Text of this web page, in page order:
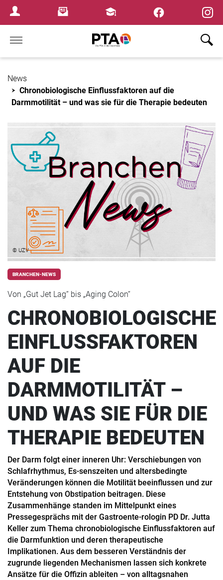
Login MenuNewsletterFortbildungen
Home
News
Chronobiologische Einflussfaktoren auf die
Darmmotilität – und was sie für die Therapie bedeuten
© UZV
BRANCHEN-NEWS
Von „Gut Jet Lag“ bis „Aging Colon“
CHRONOBIOLOGISCHE
EINFLUSSFAKTOREN
AUF DIE
DARMMOTILITÄT –
UND WAS SIE FÜR DIE
THERAPIE BEDEUTEN
Der Darm folgt einer inneren Uhr: Verschiebungen von
Schlafrhythmus, Es-senszeiten und altersbedingte
Veränderungen können die Motilität beeinflussen und zur
Entstehung von Obstipation beitragen. Diese
Zusammenhänge standen im Mittelpunkt eines
Pressegesprächs mit der Gastroente-rologin PD Dr. Jutta
Keller zum Thema chronobiologische Einflussfaktoren auf
die Darmfunktion und deren therapeutische
Implikationen. Aus dem besseren Verständnis der
zugrunde liegenden Mechanismen lassen sich konkrete
Ansätze für die Offizin ableiten – von alltagsnahen
×